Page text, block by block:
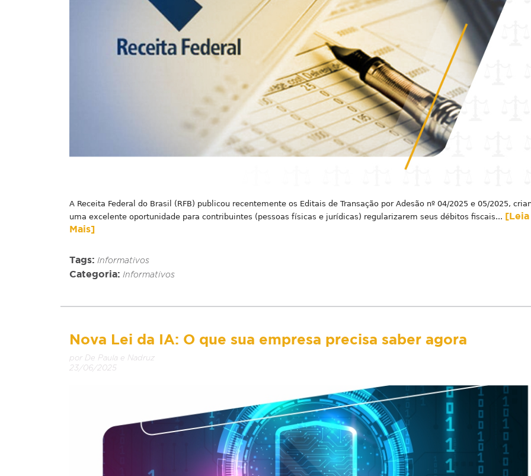
A Receita Federal do Brasil (RFB) publicou recentemente os Editais de Transação por Adesão nº 04/2025 e 05/2025,
uma excelente oportunidade para contribuintes (pessoas físicas e jurídicas) regularizarem seus débitos fiscais... [Leia
Mais]
Tags: Informativos
Categoria: Informativos
Nova Lei da IA: O que sua empresa precisa saber agora
por De Paula e Nadruz
23/06/2025